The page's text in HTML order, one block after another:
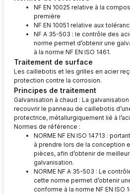
NF EN 10025 relative à la
première
NF EN 10051 relative aux
NF A 35-503 : le contrôle des
norme permet d’obtenir une
à la norme NF EN ISO 1461.
Traitement de surface
Les caillebotis et les grilles en acier
protection contre la corrosion.
Principes de traitement
Galvanisation à chaud : La
recouvrir le panneau de caillebotis
protectrice, métallurgiquement lié à
Normes de référence :
NORME NF EN ISO 14713 :
à prendre lors de la conception
pièces, afin d’obtenir de
galvanisation.
NORME NF A 35-503 : Le
cette norme permet d’obtenir
conforme à la norme NF EN ISO